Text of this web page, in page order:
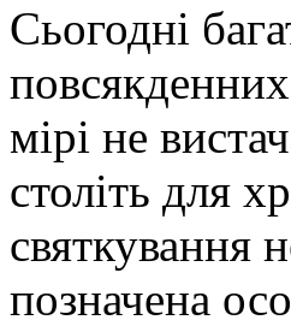
Сьогодні
мірі не
століть для
святкування
позначена